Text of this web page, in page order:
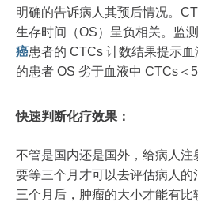
明确的告诉病人其预后情况。
生存时间（OS）呈负相关。监
癌患者的 CTCs 计数结果提示
的患者 OS 劣于血液中 CTCs＜5
快速判断化疗效果：
不管是国内还是国外，给病人
要等三个月才可以去评估病人
三个月后，肿瘤的大小才能有